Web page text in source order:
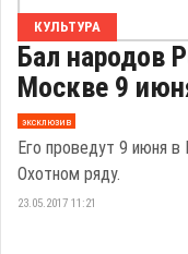
КУЛЬТУРА
Бал народов
Москве 9
эксклюзив
Его проведут 9 июня
Охотном ряду.
23.05.2017 11:21